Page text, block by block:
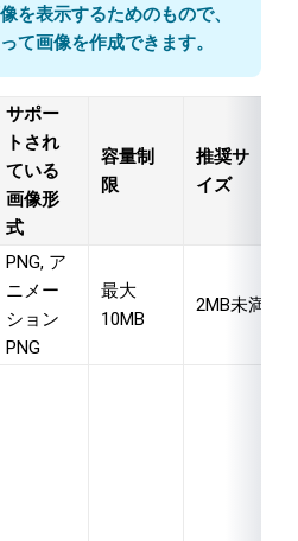
を表示するためのもので、
て画像を作成できます。
サポー
トされ
ている
画像形
式
容量制
限
推奨サ
イズ
PNG, ア
ニメー
ション
PNG
最大
10MB
2MB未満